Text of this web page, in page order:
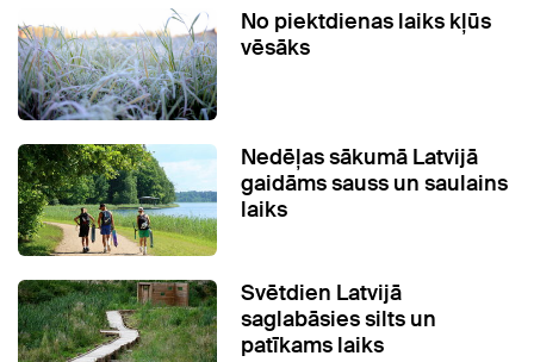
No piektdienas laiks kļūs
vēsāks
Nedēļas sākumā Latvijā
gaidāms sauss un saulains
laiks
Svētdien Latvijā
saglabāsies silts un
patīkams laiks